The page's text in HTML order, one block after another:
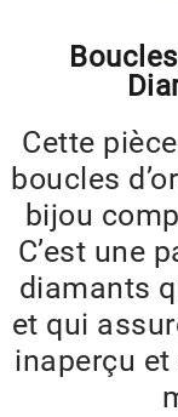
Cette
boucles
bijou
C’est une
diamants
et qui
inaperçu